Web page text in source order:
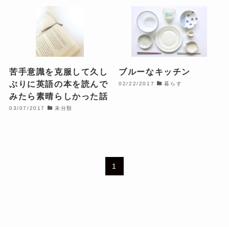
苦手意識を克服して久し
ぶりに英語の本を読んで
みたら素晴らしかった話
03/07/2017 未分類
ブルーなキッチン
02/22/2017 暮らす
1